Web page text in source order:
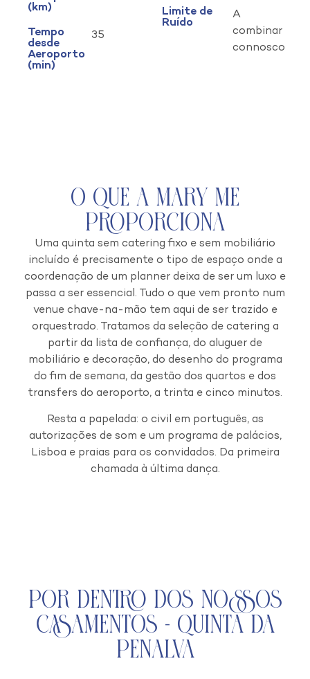
(km)
Tempo
desde
Aeroporto
(min)
35
Limite de
Ruído
A
combinar
connosco
O que a Mary Me
Proporciona
Uma quinta sem catering fixo e sem mobiliário
incluído é precisamente o tipo de espaço onde a
coordenação de um planner deixa de ser um luxo e
passa a ser essencial. Tudo o que vem pronto num
venue chave-na-mão tem aqui de ser trazido e
orquestrado. Tratamos da seleção de catering a
partir da lista de confiança, do aluguer de
mobiliário e decoração, do desenho do programa
do fim de semana, da gestão dos quartos e dos
transfers do aeroporto, a trinta e cinco minutos.
Resta a papelada: o civil em português, as
autorizações de som e um programa de palácios,
Lisboa e praias para os convidados. Da primeira
chamada à última dança.
Por Dentro dos Nossos
Casamentos - Quinta da
Penalva